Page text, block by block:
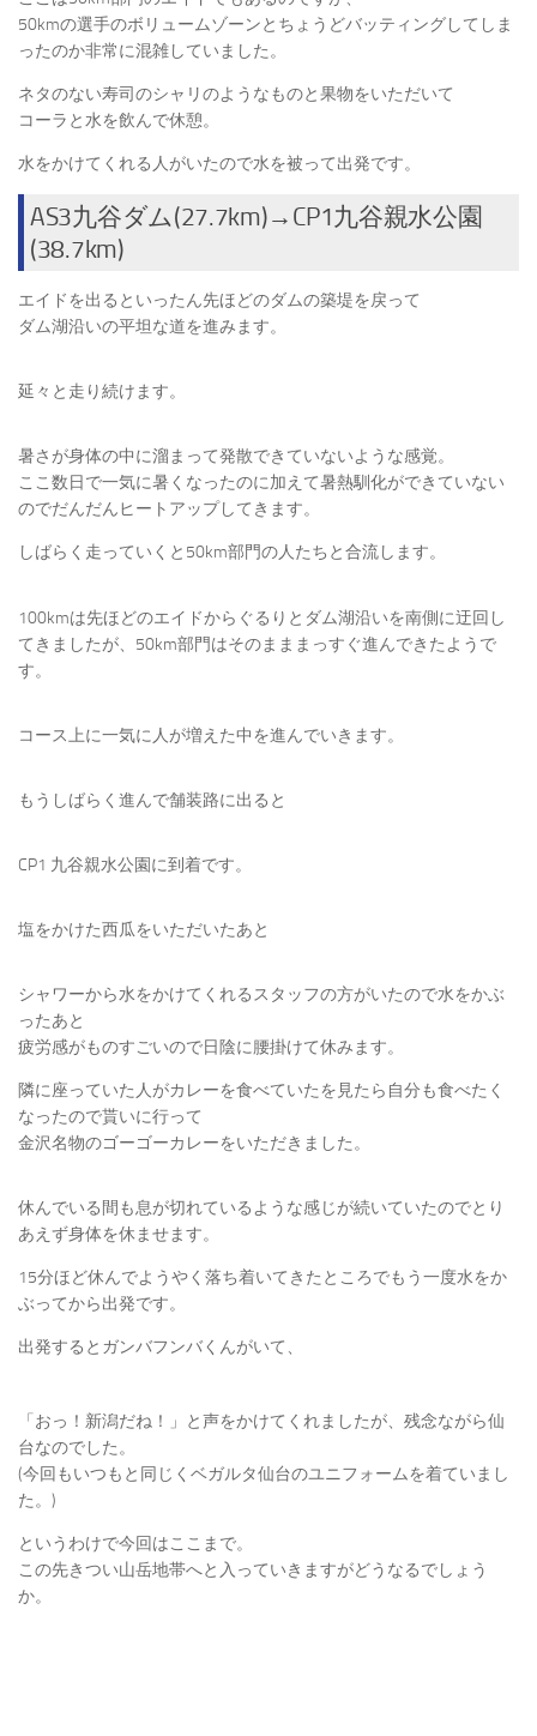
50kmの選手のボリュームゾーンとちょうどバッティングしてしま
ったのか非常に混雑していました。
ネタのない寿司のシャリのようなものと果物をいただいて
コーラと水を飲んで休憩。
水をかけてくれる人がいたので水を被って出発です。
AS3九谷ダム(27.7km)→CP1九谷親水公園
(38.7km)
エイドを出るといったん先ほどのダムの築堤を戻って
ダム湖沿いの平坦な道を進みます。
延々と走り続けます。
暑さが身体の中に溜まって発散できていないような感覚。
ここ数日で一気に暑くなったのに加えて暑熱馴化ができていない
のでだんだんヒートアップしてきます。
しばらく走っていくと50km部門の人たちと合流します。
100kmは先ほどのエイドからぐるりとダム湖沿いを南側に迂回し
てきましたが、50km部門はそのまままっすぐ進んできたようで
す。
コース上に一気に人が増えた中を進んでいきます。
もうしばらく進んで舗装路に出ると
CP1 九谷親水公園に到着です。
塩をかけた西瓜をいただいたあと
シャワーから水をかけてくれるスタッフの方がいたので水をかぶ
ったあと
疲労感がものすごいので日陰に腰掛けて休みます。
隣に座っていた人がカレーを食べていたを見たら自分も食べたく
なったので貰いに行って
金沢名物のゴーゴーカレーをいただきました。
休んでいる間も息が切れているような感じが続いていたのでとり
あえず身体を休ませます。
15分ほど休んでようやく落ち着いてきたところでもう一度水をか
ぶってから出発です。
出発するとガンバフンバくんがいて、
「おっ！新潟だね！」と声をかけてくれましたが、残念ながら仙
台なのでした。
(今回もいつもと同じくベガルタ仙台のユニフォームを着ていまし
た。)
というわけで今回はここまで。
この先きつい山岳地帯へと入っていきますがどうなるでしょう
か。